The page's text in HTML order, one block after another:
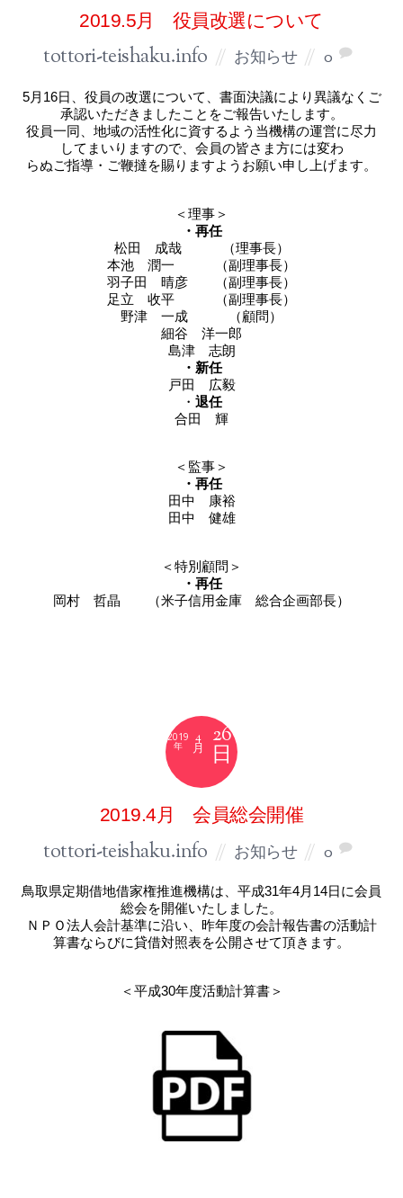
2019.5月 役員改選について
tottori-teishaku.info お知らせ 0
5月16日、役員の改選について、書面決議により異議なくご
承認いただきましたことをご報告いたします。
役員一同、地域の活性化に資するよう当機構の運営に尽力
してまいりますので、会員の皆さま方には変わ
らぬご指導・ご鞭撻を賜りますようお願い申し上げます。
＜理事＞
・再任
松田 成哉 （理事長）
本池 潤一 （副理事長）
羽子田 晴彦 （副理事長）
足立 收平 （副理事長）
野津 一成 （顧問）
細谷 洋一郎
島津 志朗
・新任
戸田 広毅
・ 退任
合田 輝
＜監事＞
・再任
田中 康裕
田中 健雄
＜特別顧問＞
・再任
岡村 哲晶 （米子信用金庫 総合企画部長）
26
4
月
2019
2019.4月 会員総会開催
tottori-teishaku.info お知らせ 0
鳥取県定期借地借家権推進機構は、平成31年4月14日に会員
総会を開催いたしました。
ＮＰＯ法人会計基準に沿い、昨年度の会計報告書の活動計
算書ならびに貸借対照表を公開させて頂きます。
＜平成30年度活動計算書＞